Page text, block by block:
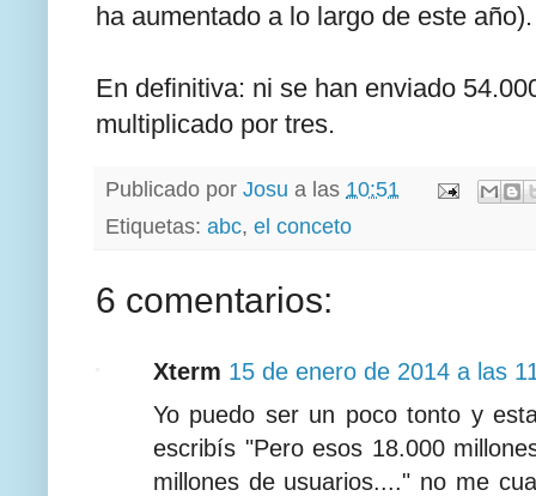
ha aumentado a lo largo de este año).
En definitiva: ni se han enviado
multiplicado por tres.
Publicado por Josu a las 10:51
Etiquetas: abc, el conceto
6 comentarios:
Xterm 15 de enero de 2014 a las
Yo puedo ser un poco tonto y
escribís "Pero esos 18.000
millones de usuarios...." no me